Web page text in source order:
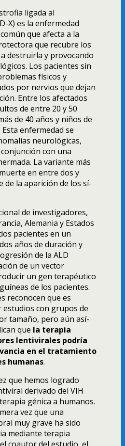
ligada al
X) es la enfermedad
que afecta a la
que recubre los
destruirla y provocando
Los pacientes sin
fí­sicos y
por nervios que dejan
Entre los afectados
de entre 20 y 50
de 40 años y niños de
enfermedad se
neurológicas,
con una
La variante más
en entre dos y
de la aparición de los sí­
de investigadores,
Alemania y Estados
pacientes en un
años de duración y
de la ALD
de un vector
un gen terapéutico
de los pacientes.
reconocen que es
estudios con grupos de
tamaño, pero aún así­
que la terapia
lentivirales podrí­a
en el tratamiento
humanas.
que hemos logrado
derivado del VIH
génica a humanos.
vez que una
muy grave ha sido
mediante terapia